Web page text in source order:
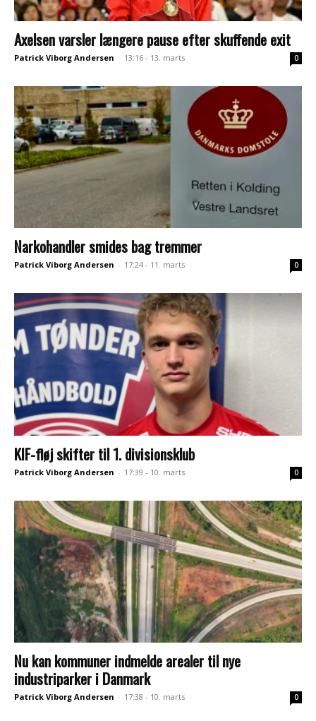
Axelsen varsler længere pause efter skuffende exit
Patrick Viborg Andersen - 13:16 - 13. marts 0
Narkohandler smides bag tremmer
Patrick Viborg Andersen - 17:24 - 11. marts 0
KIF-fløj skifter til 1. divisionsklub
Patrick Viborg Andersen - 17:39 - 10. marts 0
Nu kan kommuner indmelde arealer til nye
industriparker i Danmark
Patrick Viborg Andersen - 17:38 - 10. marts 0